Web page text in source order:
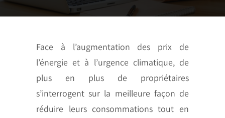
Face à l’augmentation des prix de
l’énergie et à l’urgence climatique, de
plus en plus de propriétaires
s’interrogent sur la meilleure façon de
réduire leurs consommations tout en